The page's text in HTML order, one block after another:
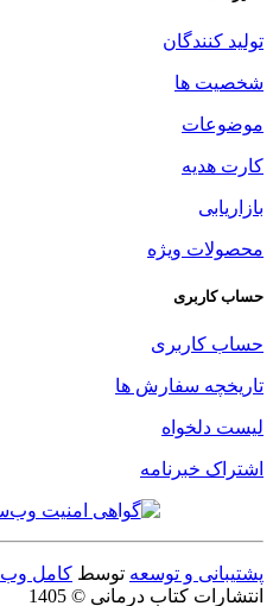
تولید کنندگان
شخصیت ها
موضوعات
کارت هدیه
بازاریابی
محصولات ویژه
حساب کاربری
حساب کاربری
تاریخچه سفارش ها
لیست دلخواه
اشتراک خبرنامه
پشتیبانی و توسعه توسط کامل وب
انتشارات کتاب درمانی © 1405